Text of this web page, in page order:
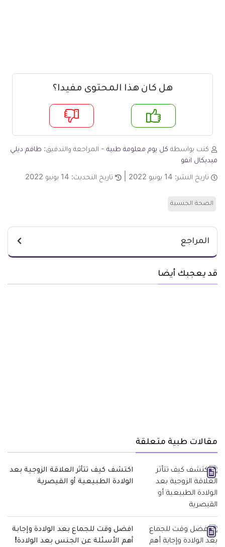
هل كان هذا المحتوى مفيدا؟
لا
كتب بواسطة كل يوم معلومة طبية - المراجعة والتدقيق: طاقم ديلي
ميديكال انفو
تاريخ النشر: 14 يونيو 2022 تاريخ التحديث: 14 يونيو 2022
الصحة الجنسية
المراجع
قد يعجبك أيضا
مقالات طبية متعلقة
اكتشف كيف تتأثر العلاقة الزوجية بعد
الولادة الطبيعية أو القيصرية
افضل وقت للجماع بعد الولادة وإجابة
أهم الأسئلة عن الجنس بعد الولادة!